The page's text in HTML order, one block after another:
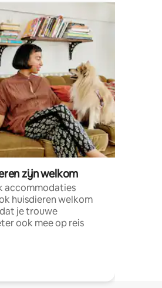
zijn welkom
accommodaties
huisdieren welkom
je trouwe
ook mee op reis